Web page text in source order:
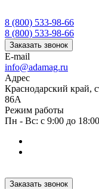
8 (800) 533-98-66
8 (800) 533-98-66
Заказать звонок
E-mail
info@adamag.ru
Адрес
Краснодарский край,
86А
Режим работы
Пн - Вс: с 9:00 до 18:00
Заказать звонок